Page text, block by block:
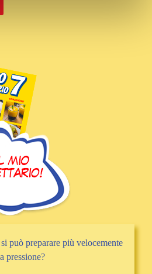
può preparare più velocemente
pressione?